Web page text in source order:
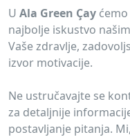
U Ala Green Çay
najbolje iskustvo
Vaše zdravlje,
izvor motivacije.
Ne ustručavajte se
za detaljnije
postavljanje pitanja.